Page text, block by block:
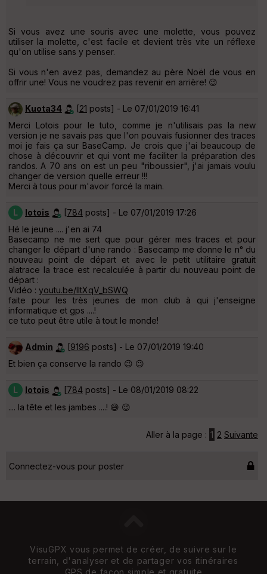
Si vous avez une souris avec une molette, vous pouvez
utiliser la molette, c'est facile et devient très vite un réflexe
qu'on utilise sans y penser.
Si vous n'en avez pas, demandez au père Noël de vous en
offrir une! Vous ne voudrez pas revenir en arrière! 😉
Kuota34 [21 posts] - Le 07/01/2019 16:41
Merci Lotois pour le tuto, comme je n'utilisais pas la new
version je ne savais pas que l'on pouvais fusionner des traces
moi je fais ça sur BaseCamp. Je crois que j'ai beaucoup de
chose à découvrir et qui vont me faciliter la préparation des
randos. A 70 ans on est un peu "riboussier", j'ai jamais voulu
changer de version quelle erreur !!!
Merci à tous pour m'avoir forcé la main.
L lotois [784 posts] - Le 07/01/2019 17:26
Hé le jeune .... j'en ai 74
Basecamp ne me sert que pour gérer mes traces et pour
changer le départ d'une rando : Basecamp me donne le n° du
nouveau point de départ et avec le petit utilitaire gratuit
alatrace la trace est recalculée à partir du nouveau point de
départ :
Vidéo : youtu.be/lltXqV_bSWQ
faite pour les très jeunes de mon club à qui j'enseigne
informatique et gps ....!
ce tuto peut être utile à tout le monde!
Admin [9196 posts] - Le 07/01/2019 19:40
Et bien ça conserve la rando 😉 😉
L lotois [784 posts] - Le 08/01/2019 08:22
.... la tête et les jambes ....! 😄 😉
Aller à la page : 1 2 Suivante
Connectez-vous pour poster
VisuGPX vous permet de créer, de suivre sur le
terrain, d'analyser et de partager vos itinéraires
GPS de façon simple et gratuite